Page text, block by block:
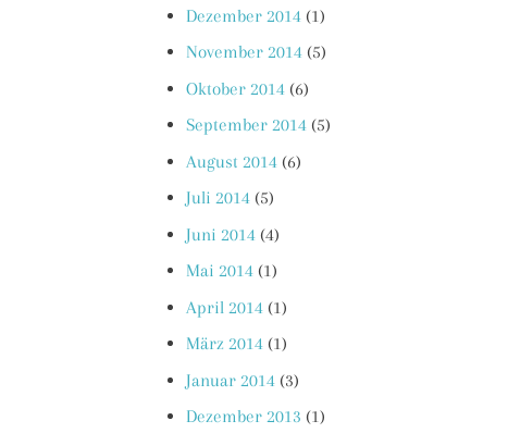
Dezember 2014 (1)
November 2014 (5)
Oktober 2014 (6)
September 2014 (5)
August 2014 (6)
Juli 2014 (5)
Juni 2014 (4)
Mai 2014 (1)
April 2014 (1)
März 2014 (1)
Januar 2014 (3)
Dezember 2013 (1)